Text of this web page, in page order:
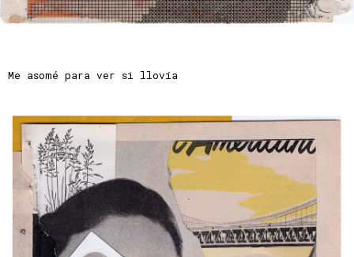
Me asomé para ver si llovía